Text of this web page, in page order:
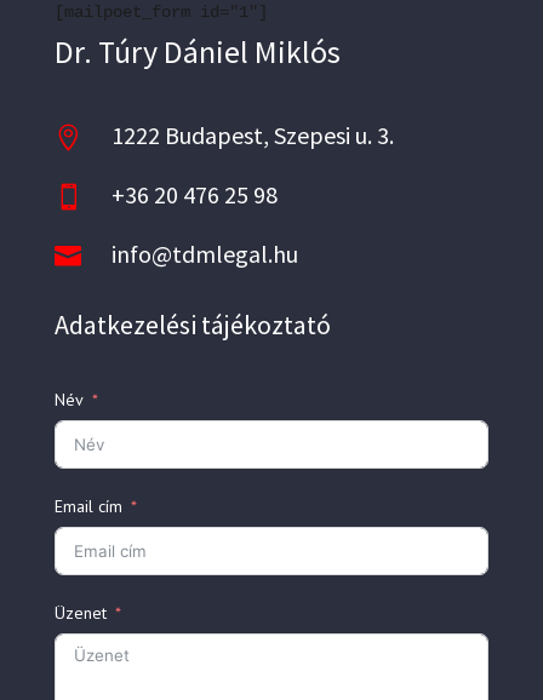
[mailpoet_form id="1"]
Dr. Túry Dániel Miklós
 1222 Budapest, Szepesi u. 3.
 +36 20 476 25 98
 info@tdmlegal.hu
Adatkezelési tájékoztató
Név
Email cím
Üzenet